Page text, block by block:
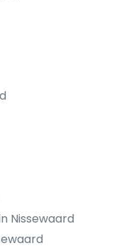
Nissewaard